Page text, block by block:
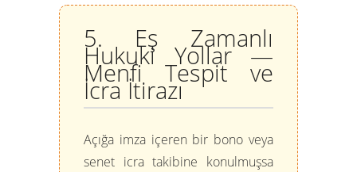
5. Eş Zamanlı
Hukuki Yollar —
Menfi Tespit ve
İcra İtirazı
Açığa imza içeren bir bono veya
senet icra takibine konulmuşsa